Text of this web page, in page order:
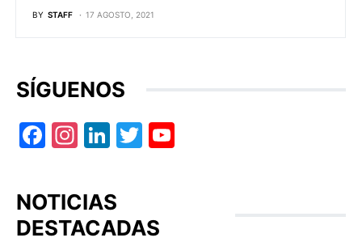
BY STAFF 17 AGOSTO, 2021
SÍGUENOS
Facebook
Instagram
LinkedIn
Twitter
NOTICIAS
DESTACADAS